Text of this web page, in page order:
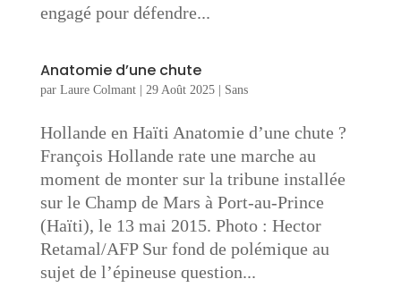
engagé pour défendre...
Anatomie d’une chute
par Laure Colmant| 29 Août 2025| Sans
Hollande en Haïti Anatomie d’une chute ?
François Hollande rate une marche au
moment de monter sur la tribune installée
sur le Champ de Mars à Port-au-Prince
(Haïti), le 13 mai 2015. Photo : Hector
Retamal/AFP Sur fond de polémique au
sujet de l’épineuse question...